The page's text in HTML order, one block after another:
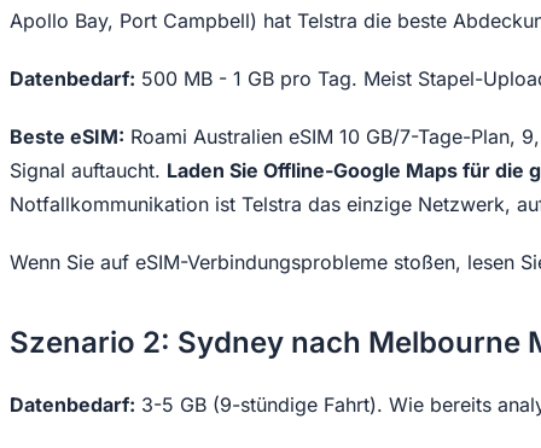
Apollo Bay, Port Campbell) hat Telstra die beste
Datenbedarf: 500 MB - 1 GB pro Tag. Meist Stapel-
Beste eSIM: Roami Australien eSIM 10 GB/7-Tage-Plan,
Signal auftaucht. Laden Sie Offline-Google Maps für die
Notfallkommunikation ist Telstra das einzige Netzwerk,
Wenn Sie auf eSIM-Verbindungsprobleme stoßen, lesen
Szenario 2: Sydney nach Melbourne
Datenbedarf: 3-5 GB (9-stündige Fahrt). Wie bereits